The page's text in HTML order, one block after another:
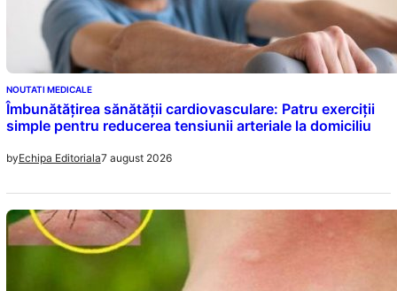
NOUTATI MEDICALE
Îmbunătățirea sănătății cardiovasculare: Patru exerciții
simple pentru reducerea tensiunii arteriale la domiciliu
byEchipa Editoriala7 august 2026